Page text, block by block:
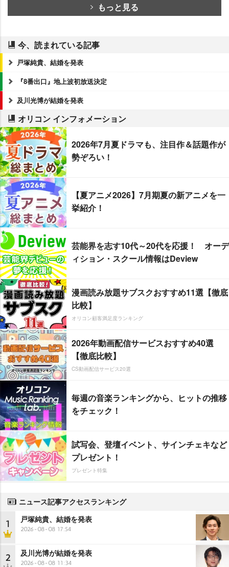
もっと見る
今、読まれている記事
戸塚純貴、結婚を発表
『8番出口』地上波初放送決定
及川光博が結婚を発表
オリコン インフォメーション
2026年7月夏ドラマも、注目作＆話題作が
勢ぞろい！
【夏アニメ2026】7月期夏の新アニメを一
挙紹介！
芸能界を志す10代～20代を応援！ オーデ
ィション・スクール情報はDeview
漫画読み放題サブスクおすすめ11選【徹底
比較】
オリコン顧客満足度ランキング
2026年動画配信サービスおすすめ40選
【徹底比較】
CS動画配信サービス20選
毎週の音楽ランキングから、ヒットの推移
をチェック！
試写会、登壇イベント、サインチェキなど
プレゼント！
プレゼント特集
ニュース記事アクセスランキング
1 戸塚純貴、結婚を発表
2026-08-08 17:54
2 及川光博が結婚を発表
2026-08-08 11:34